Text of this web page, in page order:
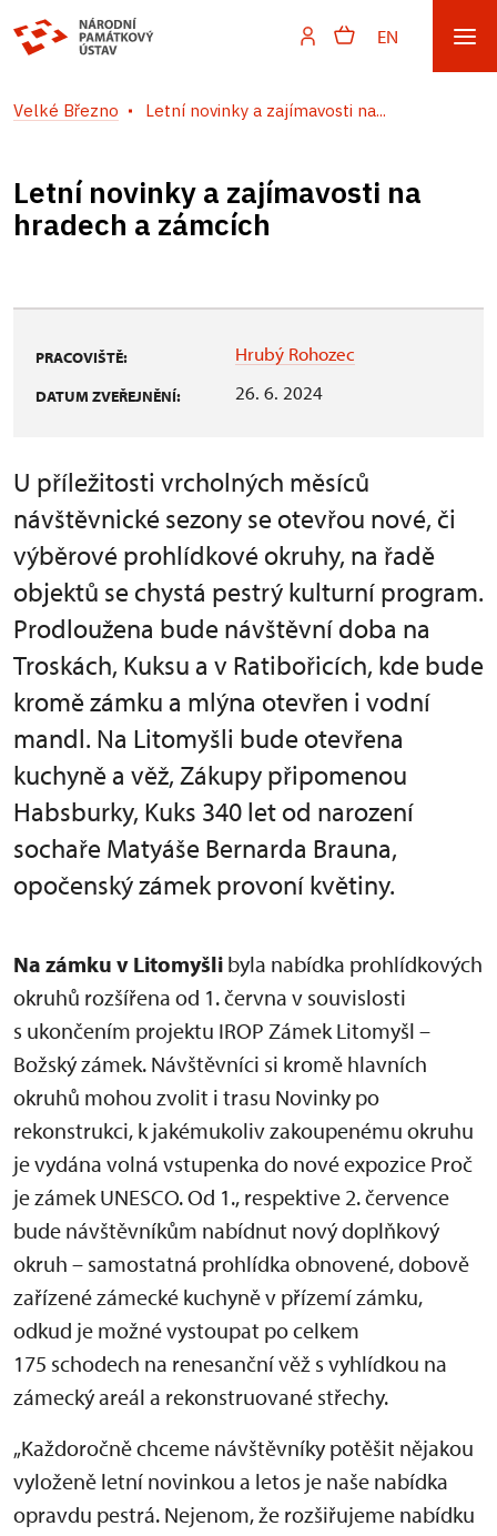
EN
Velké Březno Letní novinky a zajímavosti na...
Letní novinky a zajímavosti na
hradech a zámcích
PRACOVIŠTĚ: Hrubý Rohozec
DATUM ZVEŘEJNĚNÍ: 26. 6. 2024
U příležitosti vrcholných měsíců
návštěvnické sezony se otevřou nové, či
výběrové prohlídkové okruhy, na řadě
objektů se chystá pestrý kulturní program.
Prodloužena bude návštěvní doba na
Troskách, Kuksu a v Ratibořicích, kde bude
kromě zámku a mlýna otevřen i vodní
mandl. Na Litomyšli bude otevřena
kuchyně a věž, Zákupy připomenou
Habsburky, Kuks 340 let od narození
sochaře Matyáše Bernarda Brauna,
opočenský zámek provoní květiny.
Na zámku v Litomyšli byla nabídka prohlídkových
okruhů rozšířena od 1. června v souvislosti
s ukončením projektu IROP Zámek Litomyšl –
Božský zámek. Návštěvníci si kromě hlavních
okruhů mohou zvolit i trasu Novinky po
rekonstrukci, k jakémukoliv zakoupenému okruhu
je vydána volná vstupenka do nové expozice Proč
je zámek UNESCO. Od 1., respektive 2. července
bude návštěvníkům nabídnut nový doplňkový
okruh – samostatná prohlídka obnovené, dobově
zařízené zámecké kuchyně v přízemí zámku,
odkud je možné vystoupat po celkem
175 schodech na renesanční věž s vyhlídkou na
zámecký areál a rekonstruované střechy.
„Každoročně chceme návštěvníky potěšit nějakou
vyloženě letní novinkou a letos je naše nabídka
opravdu pestrá. Nejenom, že rozšiřujeme nabídku